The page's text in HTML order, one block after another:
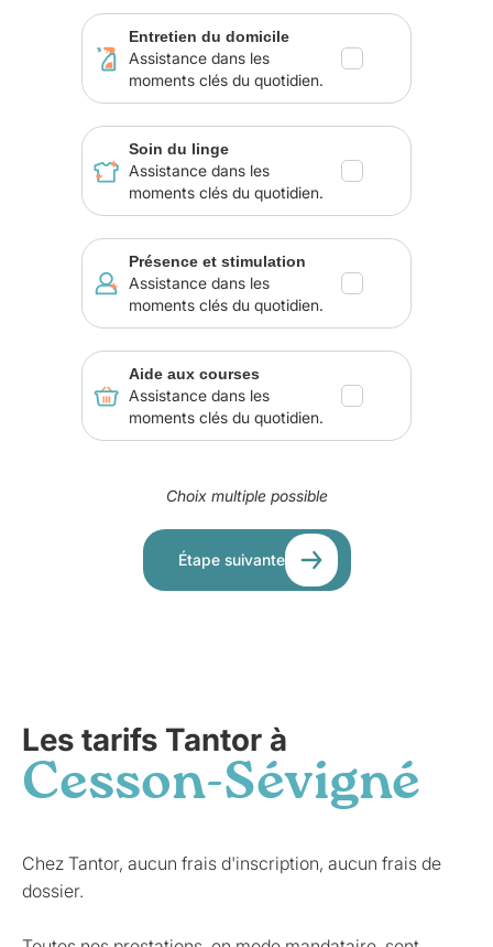
Entretien du domicile
Assistance dans les
moments clés du quotidien.
Soin du linge
Assistance dans les
moments clés du quotidien.
Présence et stimulation
Assistance dans les
moments clés du quotidien.
Aide aux courses
Assistance dans les
moments clés du quotidien.
Choix multiple possible
Étape suivante
Les tarifs Tantor à
Cesson-Sévigné
Chez Tantor, aucun frais d'inscription, aucun frais de
dossier.